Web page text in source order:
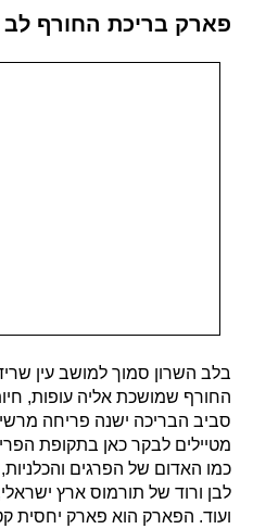
פארק בריכת החורף לב
בלב השרון סמוך למושב עין
החורף שמושכת אליה עופות,
סביב הבריכה ישנה פריחה
מטיילים לבקר כאן בתקופת
כמו האדום של הפרגים
לבן ורוד של תורמוס ארץ